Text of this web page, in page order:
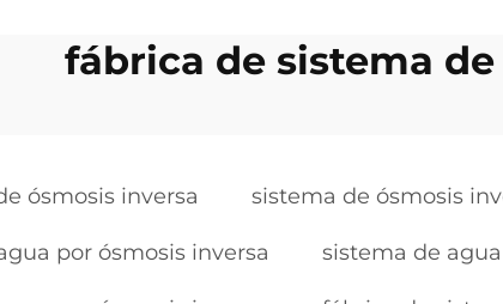
fábrica de sistema de
ósmosis inversa sistema de ósmosis
por ósmosis inversa sistema de